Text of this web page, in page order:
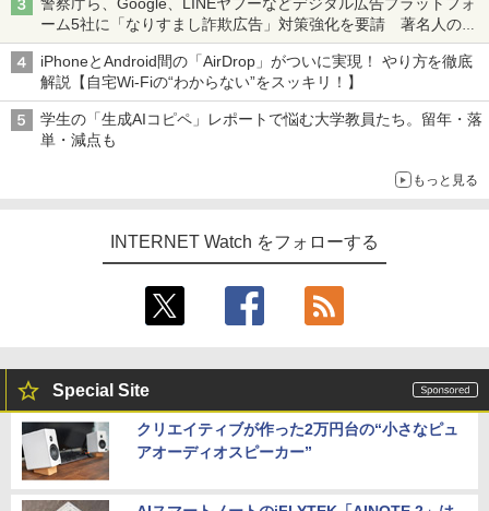
警察庁ら、Google、LINEヤフーなどデジタル広告プラットフォ
ーム5社に「なりすまし詐欺広告」対策強化を要請 著名人の写
真や映像を使った投資詐欺などへの対策として
iPhoneとAndroid間の「AirDrop」がついに実現！ やり方を徹底
解説【自宅Wi-Fiの“わからない”をスッキリ！】
学生の「生成AIコピペ」レポートで悩む大学教員たち。留年・落
単・減点も
もっと見る
INTERNET Watch をフォローする
Special Site
クリエイティブが作った2万円台の“小さなピュ
アオーディオスピーカー”